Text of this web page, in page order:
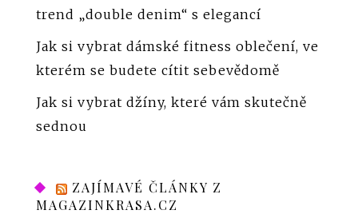
trend „double denim“ s elegancí
Jak si vybrat dámské fitness oblečení, ve
kterém se budete cítit sebevědomě
Jak si vybrat džíny, které vám skutečně
sednou
ZAJÍMAVÉ ČLÁNKY Z
MAGAZINKRASA.CZ